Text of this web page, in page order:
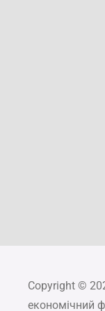
Copyright ©
економічний